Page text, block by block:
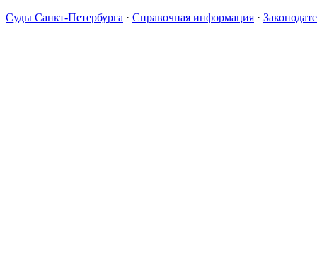
Суды Санкт-Петербурга · Справочная информация ·